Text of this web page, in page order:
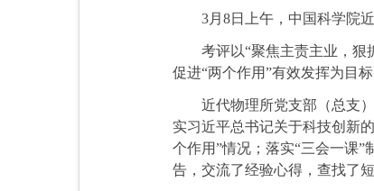
3月8日上午，中国科学院
考评以“聚焦主责主业，
促进“两个作用”有效发挥为目
近代物理所党支部（总支
实习近平总书记关于科技创新
个作用”情况；落实“三会一课”
告，交流了经验心得，查找了短